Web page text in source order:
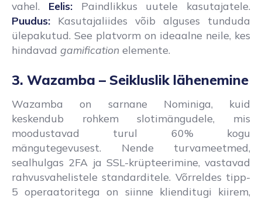
vahel. Eelis:Paindlikkus uutele kasutajatele.
Puudus: Kasutajaliides võib alguses tunduda
ülepakutud. See platvorm on ideaalne neile, kes
hindavad gamification elemente.
3. Wazamba – Seikluslik lähenemine
Wazamba on sarnane Nominiga, kuid
keskendub rohkem slotimängudele, mis
moodustavad turul 60% kogu
mängutegevusest. Nende turvameetmed,
sealhulgas 2FA ja SSL-krüpteerimine, vastavad
rahvusvahelistele standarditele. Võrreldes tipp-
5 operaatoritega on siinne klienditugi kiirem,